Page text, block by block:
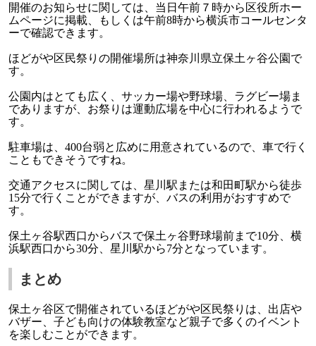
開催のお知らせに関しては、当日午前７時から区役所ホー
ムページに掲載、もしくは午前8時から横浜市コールセンタ
ーで確認できます。
ほどがや区民祭りの開催場所は神奈川県立保土ヶ谷公園で
す。
公園内はとても広く、サッカー場や野球場、ラグビー場ま
でありますが、お祭りは運動広場を中心に行われるようで
す。
駐車場は、400台弱と広めに用意されているので、車で行く
こともできそうですね。
交通アクセスに関しては、星川駅または和田町駅から徒歩
15分で行くことができますが、バスの利用がおすすめで
す。
保土ヶ谷駅西口からバスで保土ヶ谷野球場前まで10分、横
浜駅西口から30分、星川駅から7分となっています。
まとめ
保土ヶ谷区で開催されているほどがや区民祭りは、出店や
バザー、子ども向けの体験教室など親子で多くのイベント
を楽しむことができます。